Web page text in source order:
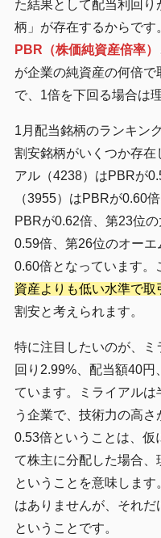
た結果として配当利回
柄」が存在するからで
PBR（株価純資産倍率）
が企業の純資産の何倍
で、1倍を下回る場合は
1月配当銘柄のランキン
割安銘柄がいくつか存在
アル（4238）はPBRが
（3955）はPBRが0.60
PBRが0.62倍、第23位
0.59倍、第26位のオー
0.60倍となっています。
資産よりも低い水準で取
割安と考えられます。
特に注目したいのが、ミ
回り2.99%、配当額40円
ています。ミライアル
う企業で、技術力の高
0.53倍ということは、仮
て株主に分配した場合
ということを意味しま
はありませんが、それ
ということです。